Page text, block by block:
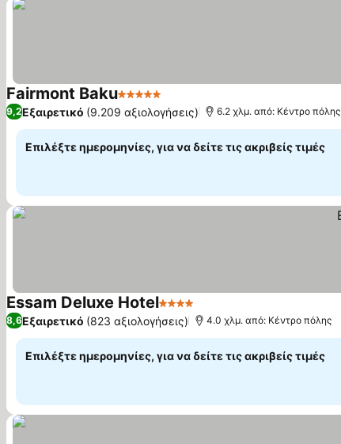
Fairmont Baku5 ΑστέριαΕμφάνιση τιμών
9,2Εξαιρετικό (9.209 αξιολογήσεις) 6.2 χλμ. από: Κέντρο πόλης
Επιλέξτε ημερομηνίες, για να δείτε τις ακριβείς τιμές
Essam Deluxe Hotel4 ΑστέριαΕμφάνιση τιμών
8,6Εξαιρετικό (823 αξιολογήσεις) 4.0 χλμ. από: Κέντρο πόλης
Επιλέξτε ημερομηνίες, για να δείτε τις ακριβείς τιμές